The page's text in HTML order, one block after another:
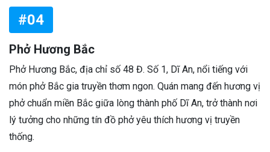
#04
Phở Hương Bắc
Phở Hương Bắc, địa chỉ số 48 Đ. Số 1, Dĩ An, nổi tiếng với
món phở Bắc gia truyền thơm ngon. Quán mang đến hương vị
phở chuẩn miền Bắc giữa lòng thành phố Dĩ An, trở thành nơi
lý tưởng cho những tín đồ phở yêu thích hương vị truyền
thống.